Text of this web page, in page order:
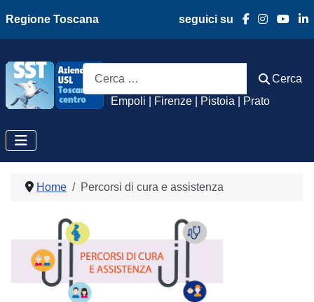
Regione Toscana seguici su
Azienda Usl
Empoli | Firenze | Pistoia | Prato
Cerca
Cerca
Home Percorsi di cura e assistenza